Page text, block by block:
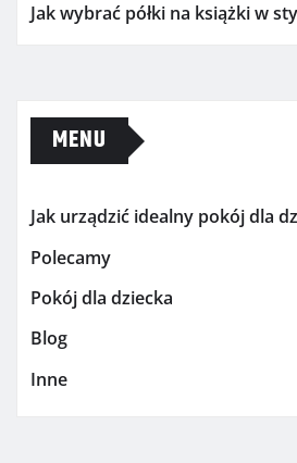
Jak wybrać półki na książki w
MENU
Jak urządzić idealny pokój dla
Polecamy
Pokój dla dziecka
Blog
Inne